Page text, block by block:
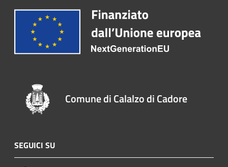
Comune di Calalzo di Cadore
SEGUICI SU